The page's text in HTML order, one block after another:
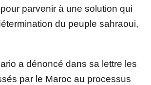
parvenir à une solution qui
du peuple sahraoui,
a dénoncé dans sa lettre les
par le Maroc au processus